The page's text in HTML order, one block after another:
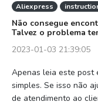
Aliexpress
Não consegue
Talvez o problema
2023-01-03 21:39:05
Apenas leia este post
simples. Se isso não
de atendimento ao